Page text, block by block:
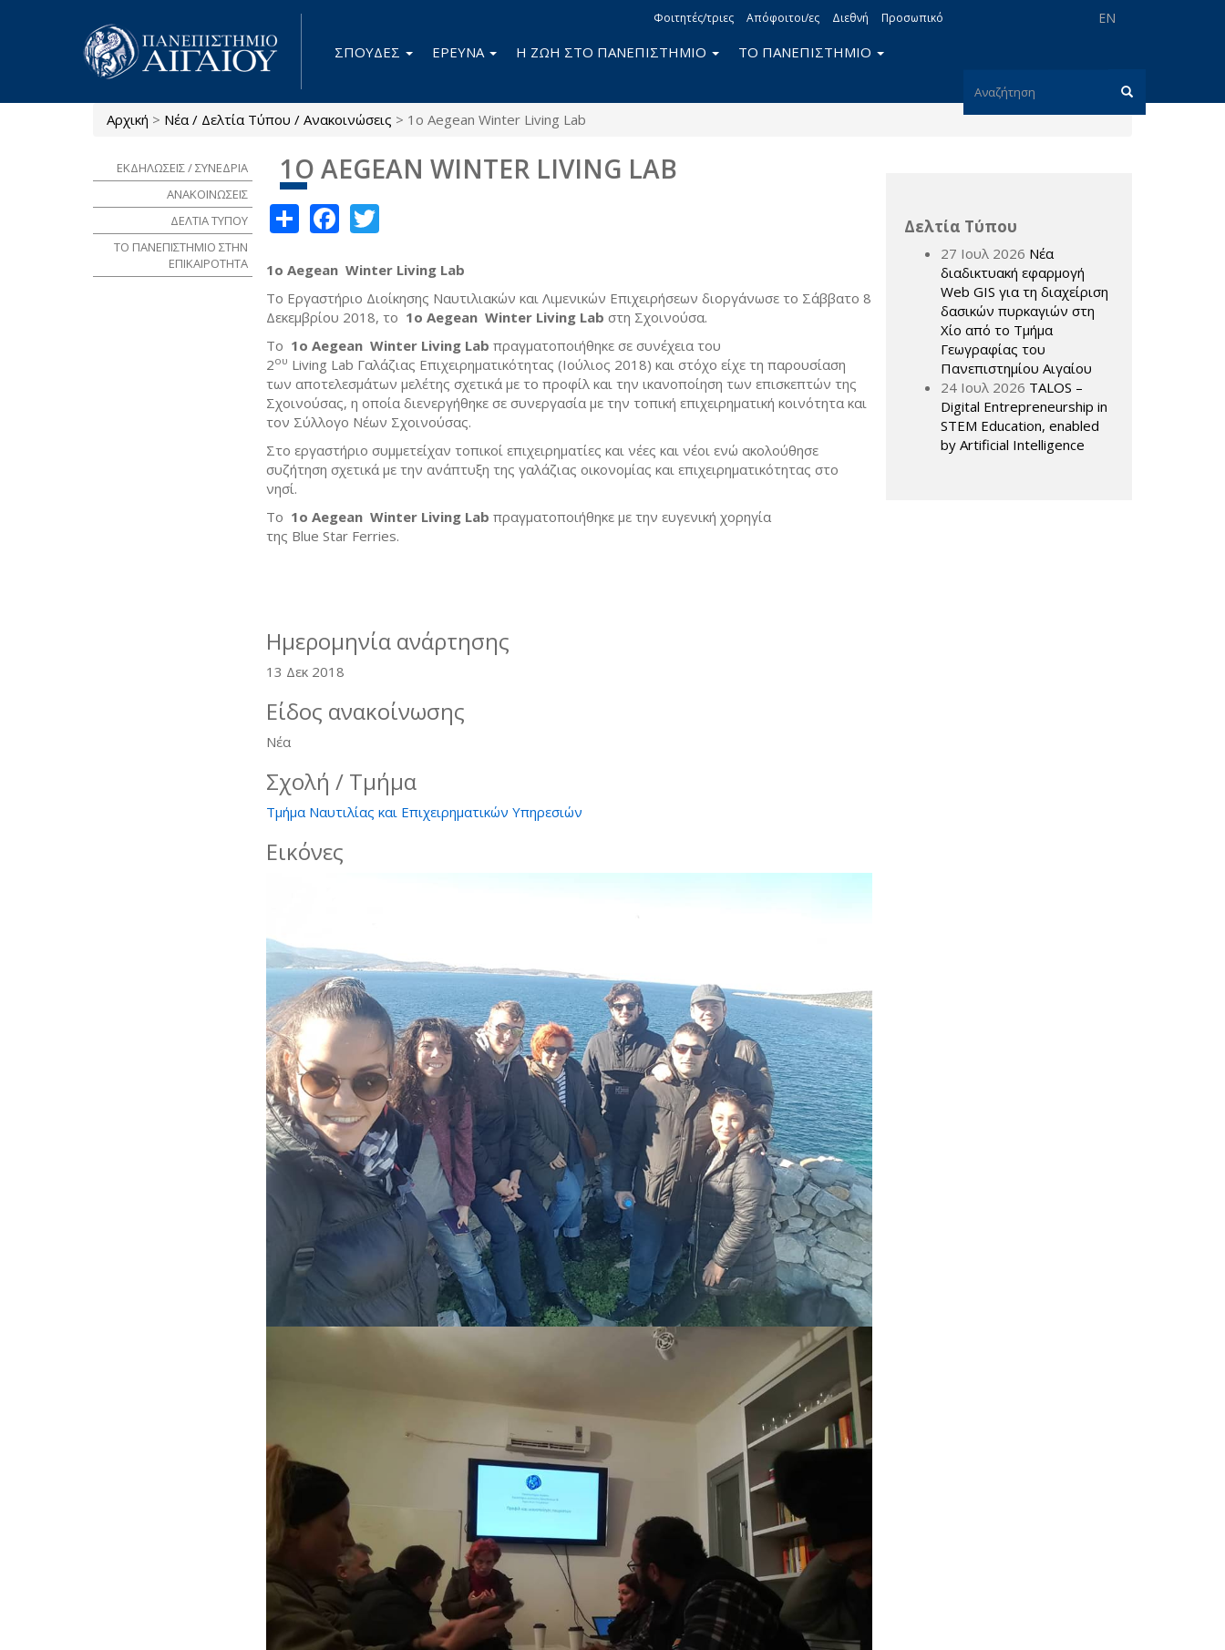
EN
Φοιτητές/τριες Απόφοιτοι/ες Διεθνή Προσωπικό
Φόρμα
ΣΠΟΥΔΕΣ ΕΡΕΥΝΑ Η ΖΩΗ ΣΤΟ ΠΑΝΕΠΙΣΤΗΜΙΟ ΤΟ ΠΑΝΕΠΙΣΤΗΜΙΟ
Είστε εδώ
Αρχική > Νέα / Δελτία Τύπου / Ανακοινώσεις > 1ο Aegean Winter Living Lab
1Ο AEGEAN WINTER LIVING LAB
ShareFacebook
1ο Aegean Winter Living Lab
Το Εργαστήριο Διοίκησης Ναυτιλιακών και Λιμενικών Επιχειρήσεων διοργάνωσε το Σάββατο 8
Δεκεμβρίου 2018, το 1ο Aegean Winter Living Lab στη Σχοινούσα.
To 1ο Aegean Winter Living Lab πραγματοποιήθηκε σε συνέχεια του
2ου Living Lab Γαλάζιας Επιχειρηματικότητας (Ιούλιος 2018) και στόχο είχε τη παρουσίαση
των αποτελεσμάτων μελέτης σχετικά με το προφίλ και την ικανοποίηση των επισκεπτών της
Σχοινούσας, η οποία διενεργήθηκε σε συνεργασία με την τοπική επιχειρηματική κοινότητα και
τον Σύλλογο Νέων Σχοινούσας.
Στο εργαστήριο συμμετείχαν τοπικοί επιχειρηματίες και νέες και νέοι ενώ ακολούθησε
συζήτηση σχετικά με την ανάπτυξη της γαλάζιας οικονομίας και επιχειρηματικότητας στο
νησί.
Το 1ο Aegean Winter Living Lab πραγματοποιήθηκε με την ευγενική χορηγία
της Blue Star Ferries.
Ημερομηνία ανάρτησης
13 Δεκ 2018
Είδος ανακοίνωσης
Νέα
Σχολή / Τμήμα
Τμήμα Ναυτιλίας και Επιχειρηματικών Υπηρεσιών
Εικόνες
ΕΚΔΗΛΩΣΕΙΣ / ΣΥΝΕΔΡΙΑ
ΑΝΑΚΟΙΝΩΣΕΙΣ
ΔΕΛΤΙΑ ΤΥΠΟΥ
ΤΟ ΠΑΝΕΠΙΣΤΗΜΙΟ ΣΤΗΝ
ΕΠΙΚΑΙΡΟΤΗΤΑ
Δελτία Τύπου
27 Ιουλ 2026 Νέα
διαδικτυακή εφαρμογή
Web GIS για τη διαχείριση
δασικών πυρκαγιών στη
Χίο από το Τμήμα
Γεωγραφίας του
Πανεπιστημίου Αιγαίου
24 Ιουλ 2026 TALOS –
Digital Entrepreneurship in
STEM Education, enabled
by Artificial Intelligence